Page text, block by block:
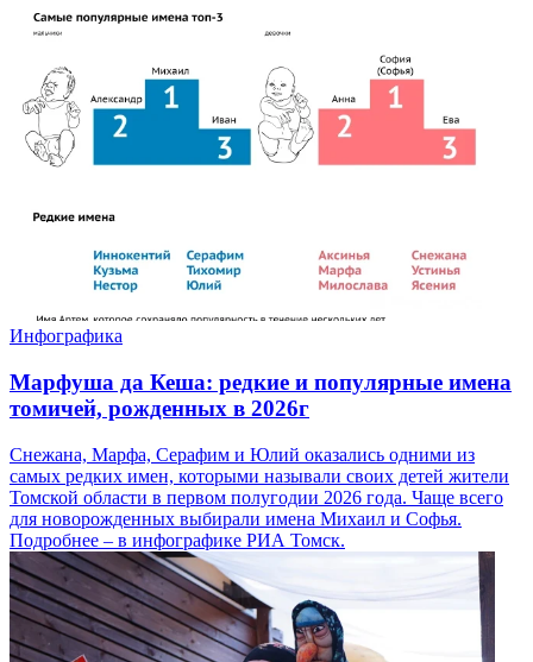
Инфографика
Марфуша да Кеша: редкие и популярные имена
томичей, рожденных в 2026г
Снежана, Марфа, Серафим и Юлий оказались одними из
самых редких имен, которыми называли своих детей жители
Томской области в первом полугодии 2026 года. Чаще всего
для новорожденных выбирали имена Михаил и Софья.
Подробнее – в инфографике РИА Томск.